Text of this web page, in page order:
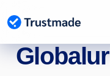
indhold